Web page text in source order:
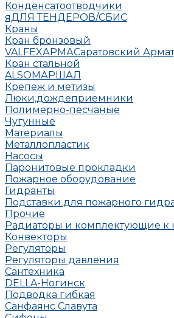
Конденсатоотводчики
яДЛЯ ТЕНДЕРОВ/СБИС
Краны
Кран бронзовый
VALFEXАРМАСаратовский
Кран стальной
ALSOМАРШАЛ
Крепеж и метизы
Люки,дождеприемники
Полимерно-песчаные
Чугунные
Материалы
Металлопластик
Насосы
Паронитовые прокладки
Пожарное оборудование
Гидранты
Подставки для пожарного
Прочие
Радиаторы и комплектующие к
Конвекторы
Регуляторы
Регуляторы давления
Сантехника
DELLA-Ногинск
Подводка гибкая
Санфаянс Славута